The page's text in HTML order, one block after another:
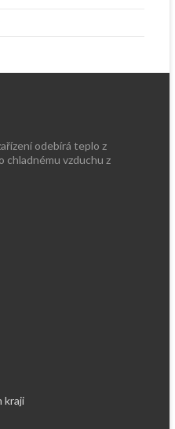
odebírá teplo z
chladnému vzduchu z
kraji